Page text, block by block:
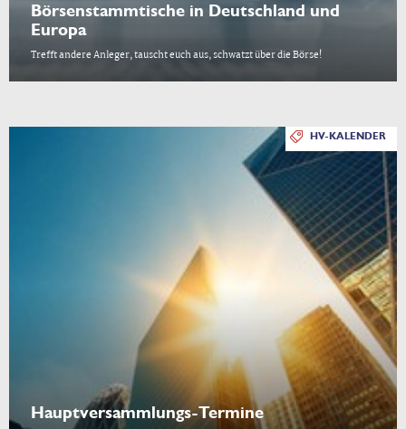
Börsenstammtische in Deutschland und
Europa
Trefft andere Anleger, tauscht euch aus, schwatzt über die Börse!
HV-KALENDER
Hauptversammlungs-Termine